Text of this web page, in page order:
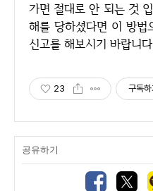
가면 절대로 안 되는 것
해를 당하셨다면 이 방법
신고를 해보시기 바랍니
23 구독하
공유하기